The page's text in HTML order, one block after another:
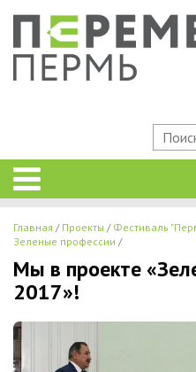
Главная Проекты Фестиваль
Зеленые профессии
Мы в проекте
2017»!